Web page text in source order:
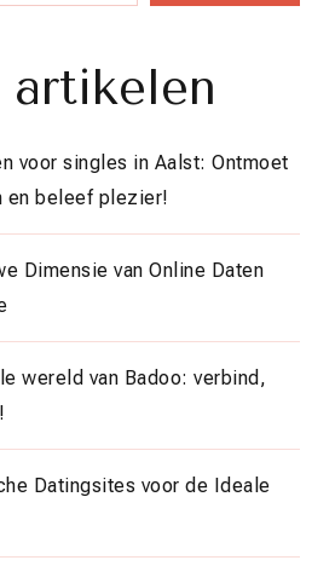
artikelen
voor singles in Aalst: Ontmoet
en beleef plezier!
Dimensie van Online Daten
wereld van Badoo: verbind,
Datingsites voor de Ideale